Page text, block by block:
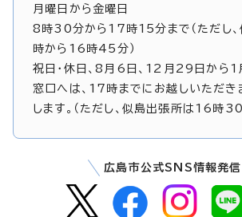
月曜日から金曜日
8時30分から17時15分まで（ただし
時から16時45分）
祝日・休日、8月6日、12月29日から
窓口へは、17時までにお越しいただき
します。（ただし、似島出張所は16時30
広島市公式SNS情報発信